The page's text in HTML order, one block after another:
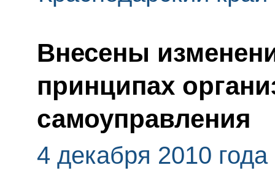
Внесены
принципах
самоуправления
4 декабря 2010 года